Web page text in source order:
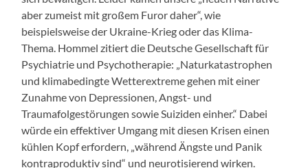
aber zumeist mit großem Furor daher“, wie
beispielsweise der Ukraine-Krieg oder das Klima-
Thema. Hommel zitiert die Deutsche Gesellschaft für
Psychiatrie und Psychotherapie: „Naturkatastrophen
und klimabedingte Wetterextreme gehen mit einer
Zunahme von Depressionen, Angst- und
Traumafolgestörungen sowie Suiziden einher.“ Dabei
würde ein effektiver Umgang mit diesen Krisen einen
kühlen Kopf erfordern, „während Ängste und Panik
kontraproduktiv sind“ und neurotisierend wirken.